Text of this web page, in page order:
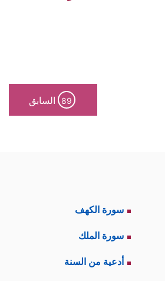
89 السابق
سورة الكهف
سورة الملك
أدعية من السنة